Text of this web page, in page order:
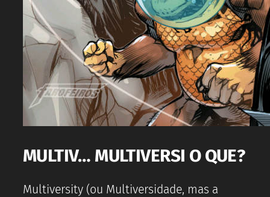
MULTIV… MULTIVERSI O QUE?
Multiversity (ou Multiversidade, mas a